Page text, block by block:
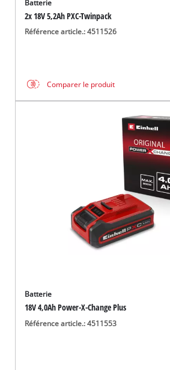
Batterie
2x 18V 5,2Ah PXC-Twinpack
Référence article.: 4511526
Comparer le produit
Batterie
18V 4,0Ah Power-X-Change Plus
Référence article.: 4511553